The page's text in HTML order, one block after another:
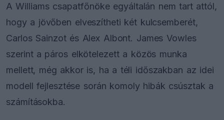
A Williams csapatfőnöke egyáltalán nem tart attól,
hogy a jövőben elveszítheti két kulcsemberét,
Carlos Sainzot és Alex Albont. James Vowles
szerint a páros elkötelezett a közös munka
mellett, még akkor is, ha a téli időszakban az idei
modell fejlesztése során komoly hibák csúsztak a
számításokba.